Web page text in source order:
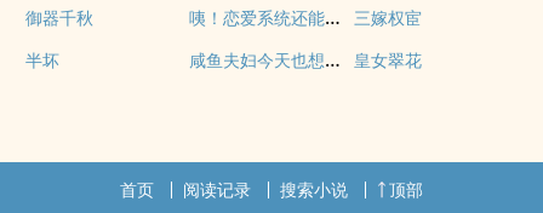
御器千秋 咦！恋爱系统还能这么用吗
三嫁权宦
半坏
咸鱼夫妇今天也想躺平 皇女翠花
首页 阅读记录 搜索小说 顶部